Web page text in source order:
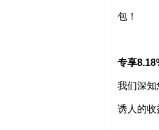
包！
专享
我们深知
诱人的收